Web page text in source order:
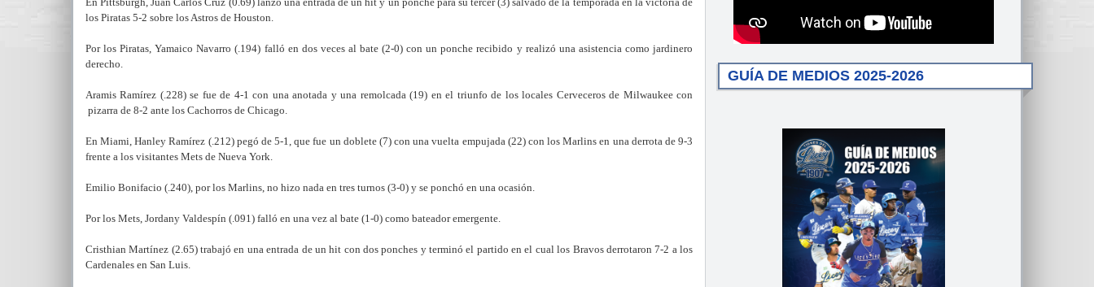
los Piratas 5-2 sobre los Astros de Houston.
Por los Piratas, Yamaico Navarro (.194) falló en dos veces al bate (2-0) con un ponche recibido y realizó una asistencia como jardinero
derecho.
Aramis Ramírez (.228) se fue de 4-1 con una anotada y una remolcada (19) en el triunfo de los locales Cerveceros de Milwaukee con
pizarra de 8-2 ante los Cachorros de Chicago.
En Miami, Hanley Ramírez (.212) pegó de 5-1, que fue un doblete (7) con una vuelta empujada (22) con los Marlins en una derrota de 9-3
frente a los visitantes Mets de Nueva York.
Emilio Bonifacio (.240), por los Marlins, no hizo nada en tres turnos (3-0) y se ponchó en una ocasión.
Por los Mets, Jordany Valdespín (.091) falló en una vez al bate (1-0) como bateador emergente.
Cristhian Martínez (2.65) trabajó en una entrada de un hit con dos ponches y terminó el partido en el cual los Bravos derrotaron 7-2 a los
Cardenales en San Luis.
GUÍA DE MEDIOS 2025-2026